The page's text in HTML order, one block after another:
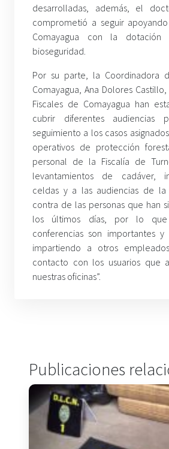
desarrolladas, además, el
comprometió a seguir
Comayagua con la
bioseguridad.
Por su parte, la Coordinadora
Comayagua, Ana Dolores
Fiscales de Comayagua han
cubrir diferentes audiencias
seguimiento a los casos
operativos de protección
personal de la Fiscalía de
levantamientos de cadáver,
celdas y a las audiencias de
contra de las personas que han
los últimos días, por lo
conferencias son importantes
impartiendo a otros
contacto con los usuarios que
nuestras oficinas”.
Publicaciones